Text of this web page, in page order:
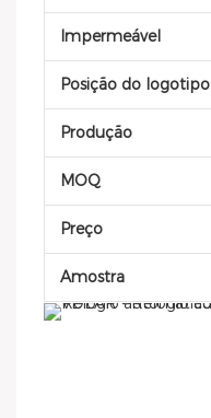
Impermeável
Posição do logotipo
Produção
MOQ
Preço
Amostra